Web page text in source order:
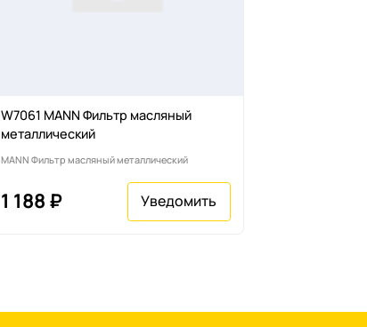
W7061 MANN Фильтр масляный
металлический
MANN Фильтр масляный металлический
1 188 ₽